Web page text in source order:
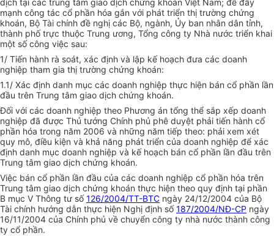
dịch tại các trung tâm giao dịch chứng khoán Việt Nam; để đẩy
mạnh công tác cổ phần hóa gắn với phát triển thị trường chứng
khoán, Bộ Tài chính đề nghị các Bộ, ngành, Ủy ban nhân dân tỉnh,
thành phố trực thuộc Trung ương, Tổng công ty Nhà nước triển khai
một số công việc sau:
1/ Tiến hành rà soát, xác định và lập kế hoạch đưa các doanh
nghiệp tham gia thị trường chứng khoán:
1.1/ Xác định danh mục các doanh nghiệp thực hiện bán cổ phần lần
đầu trên Trung tâm giao dịch chứng khoán.
Đối với các doanh nghiệp theo Phương án tổng thể sắp xếp doanh
nghiệp đã được Thủ tướng Chính phủ phê duyệt phải tiến hành cổ
phần hóa trong năm 2006 và những năm tiếp theo: phải xem xét
quy mô, điều kiện và khả năng phát triển của doanh nghiệp để xác
định danh mục doanh nghiệp và kế hoạch bán cổ phần lần đầu trên
Trung tâm giao dịch chứng khoán.
Việc bán cổ phần lần đầu của các doanh nghiệp cổ phần hóa trên
Trung tâm giao dịch chứng khoán thực hiện theo quy định tại phần
B mục V Thông tư số126/2004/TT-BTC ngày 24/12/2004 của Bộ
Tài chính hướng dẫn thực hiện Nghị định số187/2004/NĐ-CP ngày
16/11/2004 của Chính phủ về chuyển công ty nhà nước thành công
ty cổ phần.